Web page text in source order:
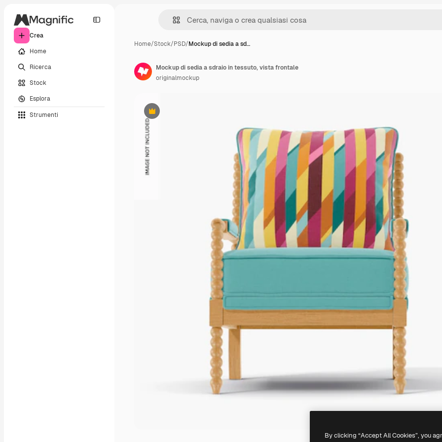
Crea
Home
Ricerca
Stock
Esplora
Strumenti
Home/Stock/PSD/Mockup di sedia a sd…
Premium
Mockup di sedia a sdraio in tessuto, vista frontale
originalmockup
By clicking “Accept All Cookies”, you